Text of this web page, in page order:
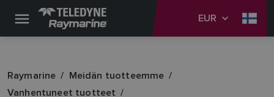
EUR
Raymarine
Meidän tuotteemme
Vanhentuneet tuotteet